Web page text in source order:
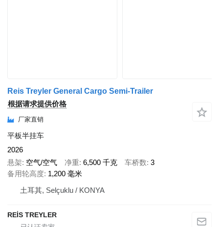
Reis Treyler General Cargo Semi-Trailer
根据请求提供价格
厂家直销
平板半挂车
2026
悬架 空气/空气 净重 6,500 千克 车桥数 3
备用轮高度 1,200 毫米
土耳其, Selçuklu / KONYA
REİS TREYLER